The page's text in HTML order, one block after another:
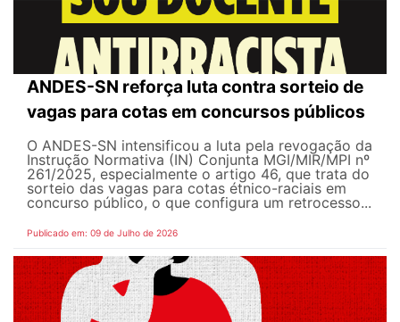
ANDES-SN reforça luta contra sorteio de
vagas para cotas em concursos públicos
O ANDES-SN intensificou a luta pela revogação da
Instrução Normativa (IN) Conjunta MGI/MIR/MPI nº
261/2025, especialmente o artigo 46, que trata do
sorteio das vagas para cotas étnico-raciais em
concurso público, o que configura um retrocesso...
Publicado em: 09 de Julho de 2026